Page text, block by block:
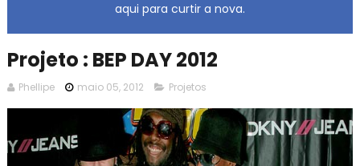
aqui para curtir a nova.
Projeto : BEP DAY 2012
Phellipe maio 05, 2012 Projetos